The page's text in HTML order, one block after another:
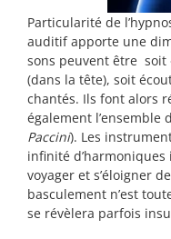
Particularité de
auditif apporte une
sons peuvent être soit
(dans la tête), soit
chantés. Ils font alors
également l’ensemble
Paccini). Les
infinité d’harmoniques
voyager et s’éloigner
basculement n’est
se révèlera parfois